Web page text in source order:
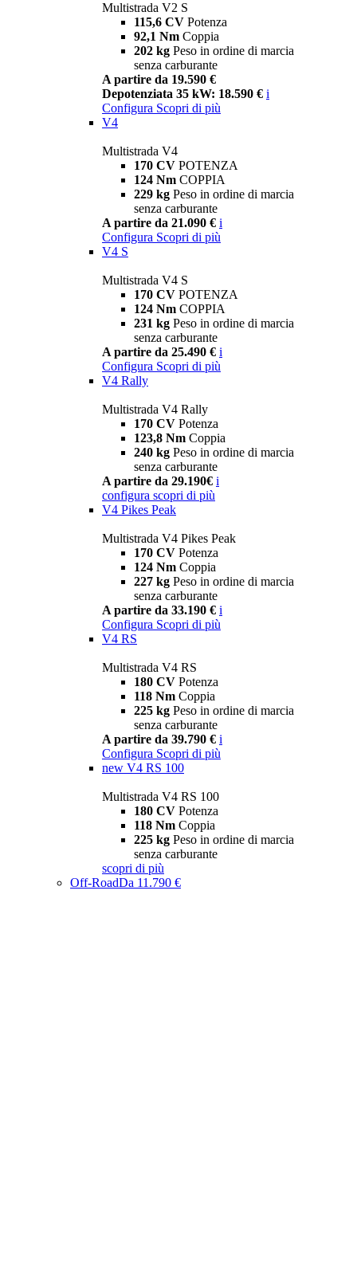
Multistrada V2 S
115,6 CV Potenza
92,1 Nm Coppia
202 kg Peso in ordine di marcia
senza carburante
A partire da 19.590 €
Depotenziata 35 kW: 18.590 € i
Configura Scopri di più
V4
Multistrada V4
170 CV POTENZA
124 Nm COPPIA
229 kg Peso in ordine di marcia
senza carburante
A partire da 21.090 € i
Configura Scopri di più
V4 S
Multistrada V4 S
170 CV POTENZA
124 Nm COPPIA
231 kg Peso in ordine di marcia
senza carburante
A partire da 25.490 € i
Configura Scopri di più
V4 Rally
Multistrada V4 Rally
170 CV Potenza
123,8 Nm Coppia
240 kg Peso in ordine di marcia
senza carburante
A partire da 29.190€ i
configura scopri di più
V4 Pikes Peak
Multistrada V4 Pikes Peak
170 CV Potenza
124 Nm Coppia
227 kg Peso in ordine di marcia
senza carburante
A partire da 33.190 € i
Configura Scopri di più
V4 RS
Multistrada V4 RS
180 CV Potenza
118 Nm Coppia
225 kg Peso in ordine di marcia
senza carburante
A partire da 39.790 € i
Configura Scopri di più
new V4 RS 100
Multistrada V4 RS 100
180 CV Potenza
118 Nm Coppia
225 kg Peso in ordine di marcia
senza carburante
scopri di più
Off-RoadDa 11.790 €